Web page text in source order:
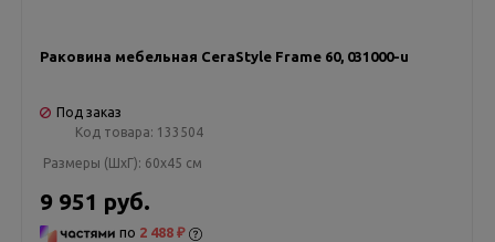
Раковина мебельная CeraStyle Frame 60, 031000-u
Под заказ
Код товара: 133504
Размеры (ШxГ): 60x45 см
9 951 руб.
по 2 488 ₽